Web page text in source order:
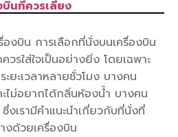
บินที่ควรเลี่ยง
องบิน การเลือกที่นั่งบนเครื่องบิน
รใส่ใจเป็นอย่างยิ่ง โดยเฉพาะ
ะยะเวลาหลายชั่วโมง บางคน
ไม่อยากได้กลิ่นห้องน้ำ บางคน
งเรามีคำแนะนำเกี่ยวกับที่นั่งที่
งด้วยเครื่องบิน